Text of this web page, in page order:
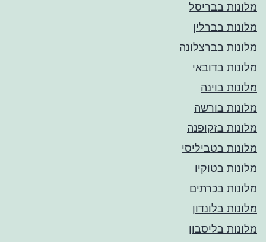
מלונות בבריסל
מלונות בברלין
מלונות בברצלונה
מלונות בדובאי
מלונות בוינה
מלונות בורשה
מלונות בזקופנה
מלונות בטביליסי
מלונות בטוקיו
מלונות בכרתים
מלונות בלונדון
מלונות בליסבון